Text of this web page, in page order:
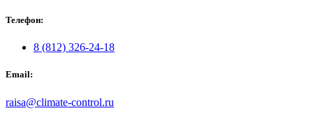
Телефон:
8 (812) 326-24-18
Email:
raisa@climate-control.ru